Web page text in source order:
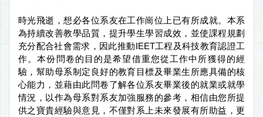
時光飛逝，想必各位系友在工作崗位上已有所成就。本系
為持續改善教學品質，提升學生學習成效，並使課程規劃
充分配合社會需求，因此推動IEET工程及科技教育認證工
作。本份問卷的目的是希望借重您從工作中所獲得的經
驗，幫助母系制定良好的教育目標及畢業生所應具備的核
心能力，並藉由此問卷了解各位系友畢業後的就業或就學
情況，以作為母系對系友加強服務的參考，相信由您所提
供之寶貴經驗與意見，不僅對系上未來發展有所助益，更